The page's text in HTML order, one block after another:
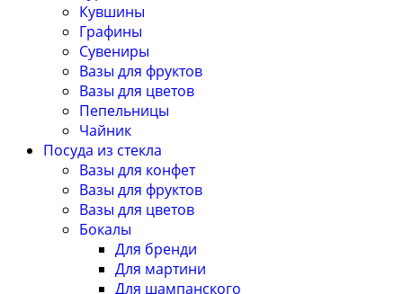
Кувшины
Графины
Сувениры
Вазы для фруктов
Вазы для цветов
Пепельницы
Чайник
Посуда из стекла
Вазы для конфет
Вазы для фруктов
Вазы для цветов
Бокалы
Для бренди
Для мартини
Для шампанского